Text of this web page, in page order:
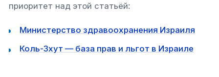
приоритет над этой статьёй:
Министерство здравоохранения Израиля
Коль-Зхут — база прав и льгот в Израиле